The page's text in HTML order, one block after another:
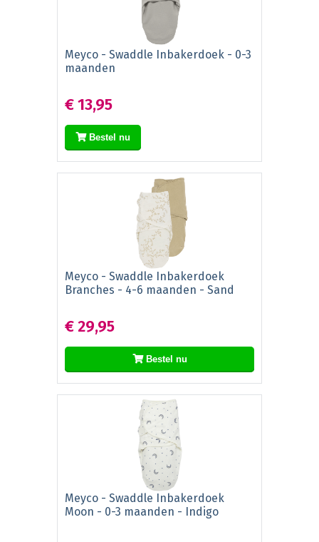
Meyco - Swaddle Inbakerdoek - 0-3
maanden
€ 13,95
Bestel nu
Meyco - Swaddle Inbakerdoek
Branches - 4-6 maanden - Sand
€ 29,95
Bestel nu
Meyco - Swaddle Inbakerdoek
Moon - 0-3 maanden - Indigo